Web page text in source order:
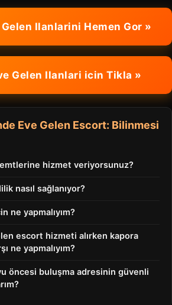
Ilanlarini Hemen Gor »
Gelen Ilanlari icin Tikla »
Eve Gelen Escort: Bilinmesi
hizmet veriyorsunuz?
nasıl sağlanıyor?
ne yapmalıyım?
escort hizmeti alırken kapora
ne yapmalıyım?
öncesi buluşma adresinin güvenli